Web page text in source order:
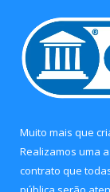
Muito mais que
Realizamos uma
contrato que